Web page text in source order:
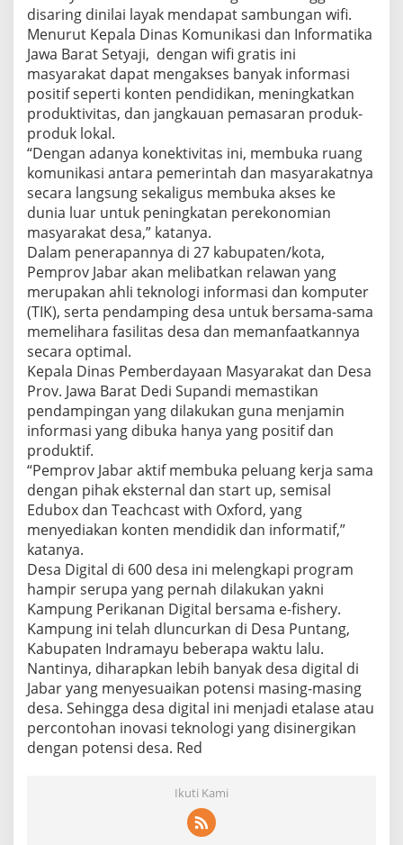
disaring dinilai layak mendapat sambungan wifi.
Menurut Kepala Dinas Komunikasi dan Informatika
Jawa Barat Setyaji, dengan wifi gratis ini
masyarakat dapat mengakses banyak informasi
positif seperti konten pendidikan, meningkatkan
produktivitas, dan jangkauan pemasaran produk-
produk lokal.
“Dengan adanya konektivitas ini, membuka ruang
komunikasi antara pemerintah dan masyarakatnya
secara langsung sekaligus membuka akses ke
dunia luar untuk peningkatan perekonomian
masyarakat desa,” katanya.
Dalam penerapannya di 27 kabupaten/kota,
Pemprov Jabar akan melibatkan relawan yang
merupakan ahli teknologi informasi dan komputer
(TIK), serta pendamping desa untuk bersama-sama
memelihara fasilitas desa dan memanfaatkannya
secara optimal.
Kepala Dinas Pemberdayaan Masyarakat dan Desa
Prov. Jawa Barat Dedi Supandi memastikan
pendampingan yang dilakukan guna menjamin
informasi yang dibuka hanya yang positif dan
produktif.
“Pemprov Jabar aktif membuka peluang kerja sama
dengan pihak eksternal dan start up, semisal
Edubox dan Teachcast with Oxford, yang
menyediakan konten mendidik dan informatif,”
katanya.
Desa Digital di 600 desa ini melengkapi program
hampir serupa yang pernah dilakukan yakni
Kampung Perikanan Digital bersama e-fishery.
Kampung ini telah dluncurkan di Desa Puntang,
Kabupaten Indramayu beberapa waktu lalu.
Nantinya, diharapkan lebih banyak desa digital di
Jabar yang menyesuaikan potensi masing-masing
desa. Sehingga desa digital ini menjadi etalase atau
percontohan inovasi teknologi yang disinergikan
dengan potensi desa. Red
Ikuti Kami